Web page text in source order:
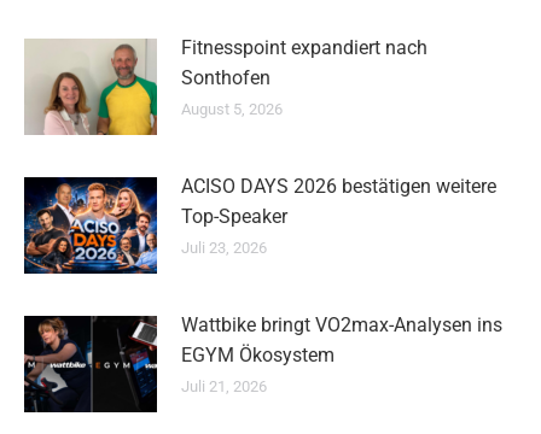
Fitnesspoint expandiert nach
Sonthofen
August 5, 2026
ACISO DAYS 2026 bestätigen weitere
Top-Speaker
Juli 23, 2026
Wattbike bringt VO2max-Analysen ins
EGYM Ökosystem
Juli 21, 2026